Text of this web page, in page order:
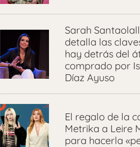
Sarah
detalla las
hay detrás del
comprado por
Díaz Ayuso
El regalo de la
Metrika a Leire
para hacerla